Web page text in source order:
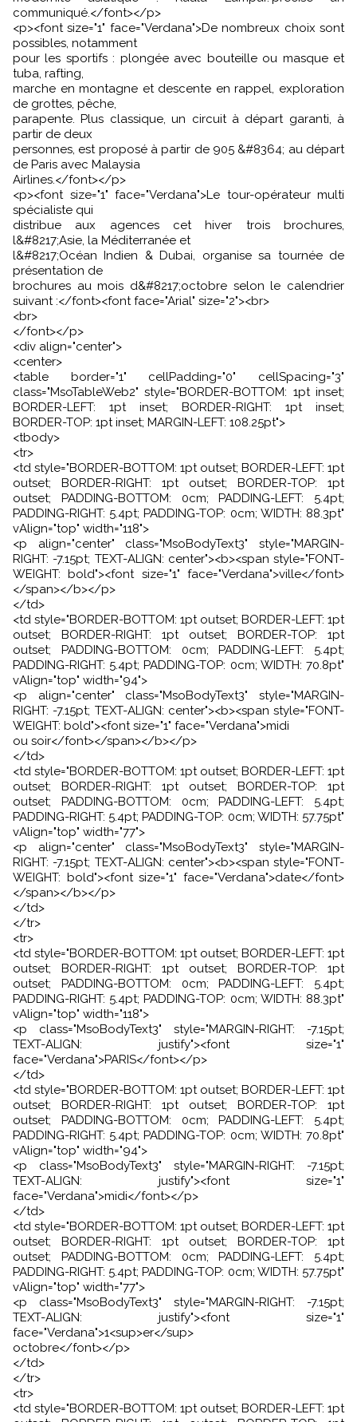
communiqué.</font></p>
<p><font size="1" face="Verdana">De nombreux choix sont
possibles, notamment
pour les sportifs : plongée avec bouteille ou masque et
tuba, rafting,
marche en montagne et descente en rappel, exploration
de grottes, pêche,
parapente. Plus classique, un circuit à départ garanti, à
partir de deux
personnes, est proposé à partir de 905 &#8364; au départ
de Paris avec Malaysia
Airlines.</font></p>
<p><font size="1" face="Verdana">Le tour-opérateur multi
spécialiste qui
distribue aux agences cet hiver trois brochures,
l&#8217;Asie, la Méditerranée et
l&#8217;Océan Indien & Dubai, organise sa tournée de
présentation de
brochures au mois d&#8217;octobre selon le calendrier
suivant :</font><font face="Arial" size="2"><br>
<br>
</font></p>
<div align="center">
<center>
<table border="1" cellPadding="0" cellSpacing="3"
class="MsoTableWeb2" style="BORDER-BOTTOM: 1pt inset;
BORDER-LEFT: 1pt inset; BORDER-RIGHT: 1pt inset;
BORDER-TOP: 1pt inset; MARGIN-LEFT: 108.25pt">
<tbody>
<tr>
<td style="BORDER-BOTTOM: 1pt outset; BORDER-LEFT: 1pt
outset; BORDER-RIGHT: 1pt outset; BORDER-TOP: 1pt
outset; PADDING-BOTTOM: 0cm; PADDING-LEFT: 5.4pt;
PADDING-RIGHT: 5.4pt; PADDING-TOP: 0cm; WIDTH: 88.3pt"
vAlign="top" width="118">
<p align="center" class="MsoBodyText3" style="MARGIN-
RIGHT: -7.15pt; TEXT-ALIGN: center"><b><span style="FONT-
WEIGHT: bold"><font size="1" face="Verdana">ville</font>
</span></b></p>
</td>
<td style="BORDER-BOTTOM: 1pt outset; BORDER-LEFT: 1pt
outset; BORDER-RIGHT: 1pt outset; BORDER-TOP: 1pt
outset; PADDING-BOTTOM: 0cm; PADDING-LEFT: 5.4pt;
PADDING-RIGHT: 5.4pt; PADDING-TOP: 0cm; WIDTH: 70.8pt"
vAlign="top" width="94">
<p align="center" class="MsoBodyText3" style="MARGIN-
RIGHT: -7.15pt; TEXT-ALIGN: center"><b><span style="FONT-
WEIGHT: bold"><font size="1" face="Verdana">midi
ou soir</font></span></b></p>
</td>
<td style="BORDER-BOTTOM: 1pt outset; BORDER-LEFT: 1pt
outset; BORDER-RIGHT: 1pt outset; BORDER-TOP: 1pt
outset; PADDING-BOTTOM: 0cm; PADDING-LEFT: 5.4pt;
PADDING-RIGHT: 5.4pt; PADDING-TOP: 0cm; WIDTH: 57.75pt"
vAlign="top" width="77">
<p align="center" class="MsoBodyText3" style="MARGIN-
RIGHT: -7.15pt; TEXT-ALIGN: center"><b><span style="FONT-
WEIGHT: bold"><font size="1" face="Verdana">date</font>
</span></b></p>
</td>
</tr>
<tr>
<td style="BORDER-BOTTOM: 1pt outset; BORDER-LEFT: 1pt
outset; BORDER-RIGHT: 1pt outset; BORDER-TOP: 1pt
outset; PADDING-BOTTOM: 0cm; PADDING-LEFT: 5.4pt;
PADDING-RIGHT: 5.4pt; PADDING-TOP: 0cm; WIDTH: 88.3pt"
vAlign="top" width="118">
<p class="MsoBodyText3" style="MARGIN-RIGHT: -7.15pt;
TEXT-ALIGN: justify"><font size="1"
face="Verdana">PARIS</font></p>
</td>
<td style="BORDER-BOTTOM: 1pt outset; BORDER-LEFT: 1pt
outset; BORDER-RIGHT: 1pt outset; BORDER-TOP: 1pt
outset; PADDING-BOTTOM: 0cm; PADDING-LEFT: 5.4pt;
PADDING-RIGHT: 5.4pt; PADDING-TOP: 0cm; WIDTH: 70.8pt"
vAlign="top" width="94">
<p class="MsoBodyText3" style="MARGIN-RIGHT: -7.15pt;
TEXT-ALIGN: justify"><font size="1"
face="Verdana">midi</font></p>
</td>
<td style="BORDER-BOTTOM: 1pt outset; BORDER-LEFT: 1pt
outset; BORDER-RIGHT: 1pt outset; BORDER-TOP: 1pt
outset; PADDING-BOTTOM: 0cm; PADDING-LEFT: 5.4pt;
PADDING-RIGHT: 5.4pt; PADDING-TOP: 0cm; WIDTH: 57.75pt"
vAlign="top" width="77">
<p class="MsoBodyText3" style="MARGIN-RIGHT: -7.15pt;
TEXT-ALIGN: justify"><font size="1"
face="Verdana">1<sup>er</sup>
octobre</font></p>
</td>
</tr>
<tr>
<td style="BORDER-BOTTOM: 1pt outset; BORDER-LEFT: 1pt